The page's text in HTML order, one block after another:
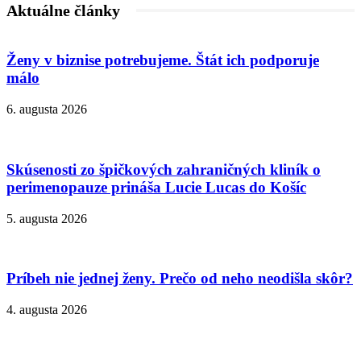
Aktuálne články
Ženy v biznise potrebujeme. Štát ich podporuje
málo
6. augusta 2026
Skúsenosti zo špičkových zahraničných kliník o
perimenopauze prináša Lucie Lucas do Košíc
5. augusta 2026
Príbeh nie jednej ženy. Prečo od neho neodišla skôr?
4. augusta 2026